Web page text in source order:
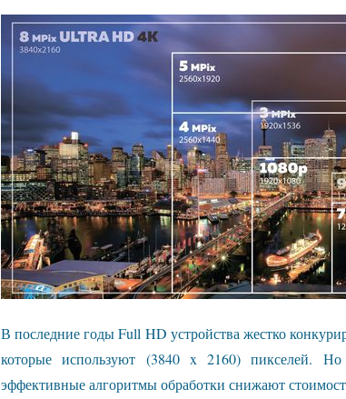
В последние годы Full HD устройства жестко
которые используют (3840 x 2160) пикселей.
эффективные алгоритмы обработки снижают